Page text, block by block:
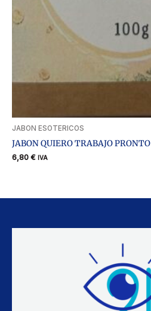
JABON ESOTERICOS
JABON QUIERO TRABAJO PRONTO
6,80 € IVA